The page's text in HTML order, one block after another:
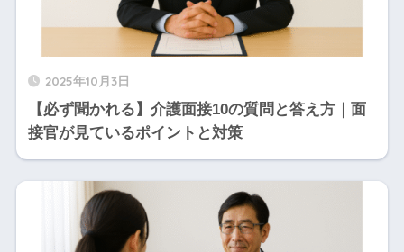
2025年10月3日
【必ず聞かれる】介護面接10の質問と答え方｜面
接官が見ているポイントと対策